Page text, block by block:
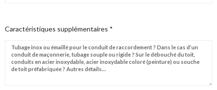
Caractéristiques supplémentaires *